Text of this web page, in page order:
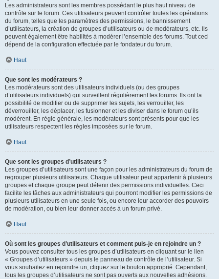
Les administrateurs sont les membres possédant le plus haut niveau de
contrôle sur le forum. Ces utilisateurs peuvent contrôler toutes les opérations
du forum, telles que les paramètres des permissions, le bannissement
d’utilisateurs, la création de groupes d’utilisateurs ou de modérateurs, etc. Ils
peuvent également être habilités à modérer l’ensemble des forums. Tout ceci
dépend de la configuration effectuée par le fondateur du forum.
Haut
Que sont les modérateurs ?
Les modérateurs sont des utilisateurs individuels (ou des groupes
d’utilisateurs individuels) qui surveillent régulièrement les forums. Ils ont la
possibilité de modifier ou de supprimer les sujets, les verrouiller, les
déverrouiller, les déplacer, les fusionner et les diviser dans le forum qu’ils
modèrent. En règle générale, les modérateurs sont présents pour que les
utilisateurs respectent les règles imposées sur le forum.
Haut
Que sont les groupes d’utilisateurs ?
Les groupes d’utilisateurs sont une façon pour les administrateurs du forum de
regrouper plusieurs utilisateurs. Chaque utilisateur peut appartenir à plusieurs
groupes et chaque groupe peut détenir des permissions individuelles. Ceci
facilite les tâches aux administrateurs qui pourront modifier les permissions de
plusieurs utilisateurs en une seule fois, ou encore leur accorder des pouvoirs
de modération, ou bien leur donner accès à un forum privé.
Haut
Où sont les groupes d’utilisateurs et comment puis-je en rejoindre un ?
Vous pouvez consulter tous les groupes d’utilisateurs en cliquant sur le lien
« Groupes d’utilisateurs » depuis le panneau de contrôle de l’utilisateur. Si
vous souhaitez en rejoindre un, cliquez sur le bouton approprié. Cependant,
tous les groupes d’utilisateurs ne sont pas ouverts aux nouvelles adhésions.